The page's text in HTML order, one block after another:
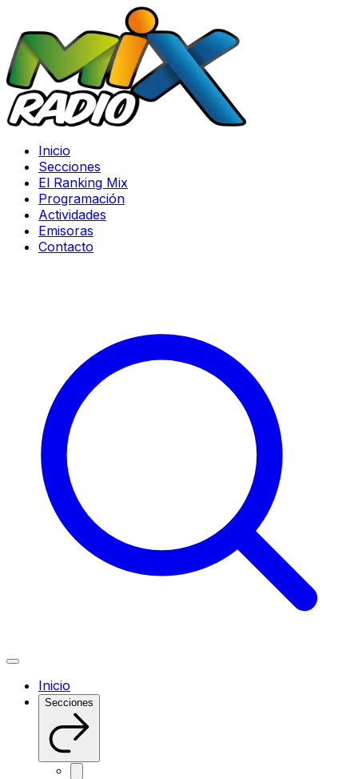
Inicio
Secciones
El Ranking Mix
Programación
Actividades
Emisoras
Contacto
Inicio
Secciones